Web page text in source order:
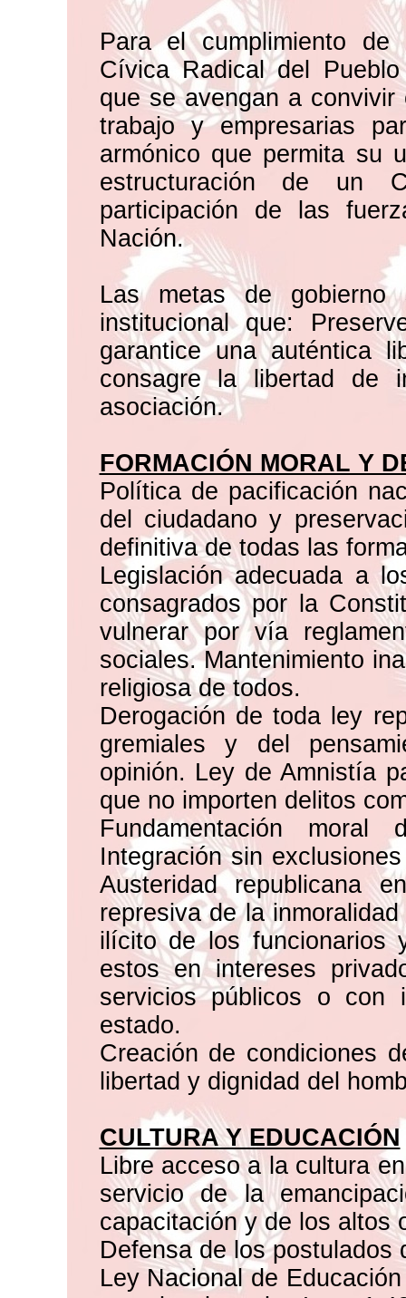
Para el cumplimiento
Cívica Radical del
que se avengan a
trabajo y empresarias
armónico que permita su
estructuración de un
participación de las
Nación.
Las metas de gobierno
institucional que:
garantice una auténtica
consagre la libertad de
asociación.
FORMACIÓN MORAL Y
Política de pacificación
del ciudadano y
definitiva de todas las
Legislación adecuada a
consagrados por la
vulnerar por vía
sociales. Mantenimiento
religiosa de todos.
Derogación de toda ley
gremiales y del
opinión. Ley de Amnistía
que no importen delitos
Fundamentación
Integración sin
Austeridad republicana
represiva de la
ilícito de los funcionarios
estos en intereses
servicios públicos o con
estado.
Creación de condiciones
libertad y dignidad del
CULTURA Y EDUCACIÓN
Libre acceso a la cultura
servicio de la
capacitación y de los altos
Defensa de los postulados
Ley Nacional de